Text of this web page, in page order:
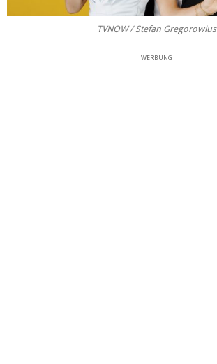
TVNOW / Stefan Gregorowius
WERBUNG